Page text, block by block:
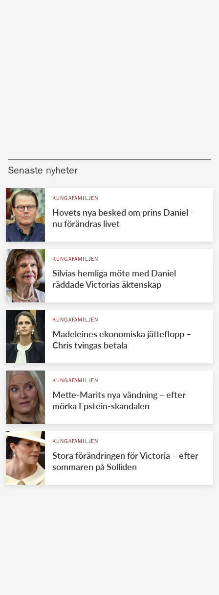
Senaste nyheter
KUNGAFAMILJEN
Hovets nya besked om prins Daniel –
nu förändras livet
KUNGAFAMILJEN
Silvias hemliga möte med Daniel
räddade Victorias äktenskap
KUNGAFAMILJEN
Madeleines ekonomiska jätteflopp –
Chris tvingas betala
KUNGAFAMILJEN
Mette-Marits nya vändning – efter
mörka Epstein-skandalen
KUNGAFAMILJEN
Stora förändringen för Victoria – efter
sommaren på Solliden